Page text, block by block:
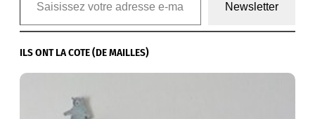
Newsletter
ILS ONT LA COTE (DE MAILLES)